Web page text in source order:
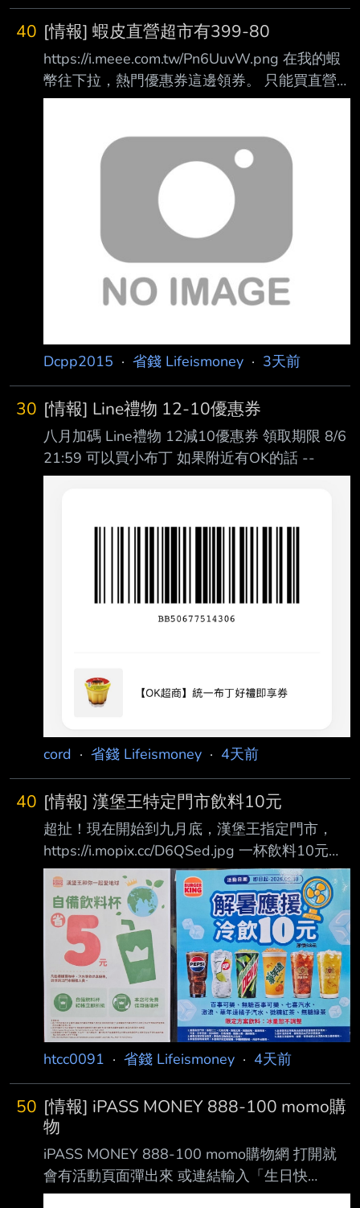
得$30儲值金回饋。 2026/12/31前，使用
iPASS MONEY付款，另享消費金額10%的一卡
通綠點回饋，活動詳情請 見一卡通官網說明。
注意事項： 優惠券每人限領一張，限時不限
40 [情報] 蝦皮直營超市有399-80
https://i.meee.com.tw/Pn6UuvW.png 在我的蝦
幣往下拉，熱門優惠券這邊領券。 只能買直營
超市，要花費一蝦而且有限制品項。 我已經領
https://i.meee.com.tw/Hh0HJkf.png 疊新品七折
券，雙券疊加買八袋平均一袋44。 少數能讓你
用券的統一商品。 ---- Sent from BePTT on my
Motorola moto g56 5G --
Dcpp2015 · 省錢 Lifeismoney · 3天前
30 [情報] Line禮物 12-10優惠券
八月加碼 Line禮物 12減10優惠券 領取期限 8/6
21:59 可以買小布丁 如果附近有OK的話 --
cord · 省錢 Lifeismoney · 4天前
40 [情報] 漢堡王特定門市飲料10元
超扯！現在開始到九月底，漢堡王指定門市，
https://i.mopix.cc/D6QSed.jpg 一杯飲料10元，
憑環保杯還可以折5元！
https://i.mopix.cc/rEpKLq.jpg 購買成功紀錄 --
現在泰國的肯德基也是一杯喝到飽 我也聽說
2330當時才233 但我去的門市不在那上面，還
是有張貼優惠 以前真的有嗎？ 認真說漢堡王的
紅茶、綠茶都很好喝 流浪到淡水 10元也可以續
杯嗎！ 對啊，有在特價名單裡面我也是很意外
真的，請客也可以買這個 應該可以跟店員說 去
便利商店買冰塊杯都超過
htcc0091 · 省錢 Lifeismoney · 4天前
50 [情報] iPASS MONEY 888-100 momo購
物
iPASS MONEY 888-100 momo購物網 打開就
會有活動頁面彈出來 或連結輸入「生日快
樂」： https://lurl.cc/tQKoGJ 留意使用期限